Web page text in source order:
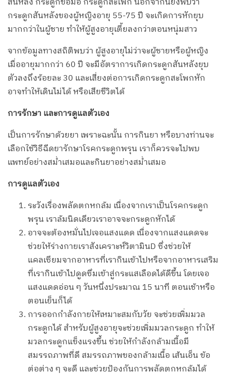
กระดูกสันหลังของผู้หญิงอายุ 55-75 ปี จะเกิดการหักยุบ
มากกว่าในผู้ชาย ทำให้ผู้สูงอายุเตี้ยลงกว่าตอนหนุ่มสาว
จากข้อมูลทางสถิติพบว่า ผู้สูงอายุไม่ว่าจะผู้ชายหรือผู้หญิง
เมื่ออายุมากกว่า 60 ปี จะมีอัตราการเกิดกระดูกสันหลังยุบ
ตัวลงถึงร้อยละ 30 และเสี่ยงต่อการเกิดกระดูกสะโพกหัก
อาจทำให้เดินไม่ได้ หรือเสียชีวิตได้
การรักษา และการดูแลตัวเอง
เป็นการรักษาด้วยยา เพราะฉะนั้น การกินยา หรือบางท่านจะ
เลือกใช้วิธีฉีดยารักษาโรคกระดูกพรุน เราก็ควรจะไปพบ
แพทย์อย่างสม่ำเสมอและกินยาอย่างสม่ำเสมอ
การดูแลตัวเอง
ระวังเรื่องพลัดตกหกล้ม เนื่องจากเราเป็นโรคกระดูก
พรุน เราล้มนิดเดียวเราอาจจะกระดูกหักได้
อาจจะต้องหมั่นไปเจอแสงแดด เนื่องจากแสงแดดจะ
ช่วยให้ร่างกายเราสังเคราะห์วิตามินD ซึ่งช่วยให้
แคลเซียมจากอาหารที่เรากินเข้าไปหรือจากอาหารเสริม
ที่เรากินเข้าไปดูดซึมเข้าสู่กระแสเลือดได้ดีขึ้น โดยเจอ
แสงแดดอ่อน ๆ วันหนึ่งประมาณ 15 นาที ตอนเช้าหรือ
ตอนเย็นก็ได้
การออกกำลังกายให้เหมาะสมกับวัย จะช่วยเพิ่มมวล
กระดูกได้ สำหรับผู้สูงอายุจะช่วยเพิ่มมวลกระดูก ทำให้
มวลกระดูกแข็งแรงขึ้น ช่วยให้กำลังกล้ามเนื้อมี
สมรรถภาพที่ดี สมรรถภาพของกล้ามเนื้อ เส้นเอ็น ข้อ
ต่อต่าง ๆ จะดี และช่วยป้องกันการพลัดตกหกล้มได้